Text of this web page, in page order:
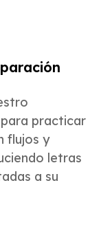
practicar
flujos y
letras
a su